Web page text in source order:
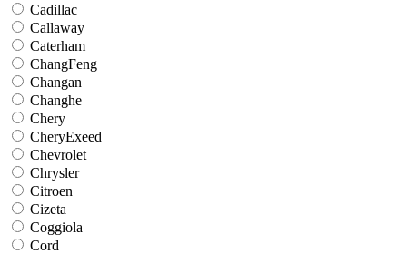
Cadillac
Callaway
Caterham
ChangFeng
Changan
Changhe
Chery
CheryExeed
Chevrolet
Chrysler
Citroen
Cizeta
Coggiola
Cord